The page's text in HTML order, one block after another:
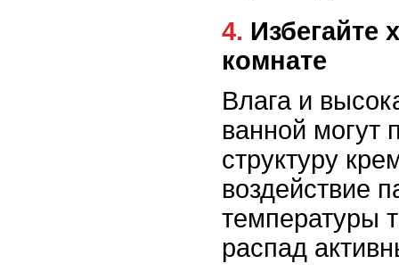
4. Избегайте хранения в ванной
комнате
Влага и
ванной могут
структуру
воздействие
температуры
распад